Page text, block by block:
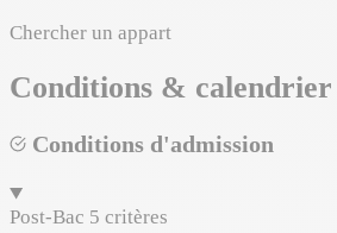
Chercher un appart
Conditions &
Conditions d'admission
Post-Bac 5 critères